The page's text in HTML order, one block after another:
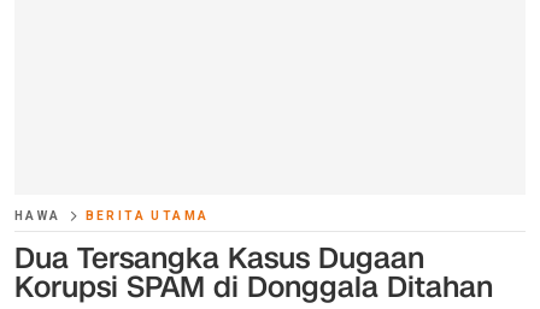
HAWA BERITA UTAMA
Dua Tersangka Kasus Dugaan
Korupsi SPAM di Donggala Ditahan